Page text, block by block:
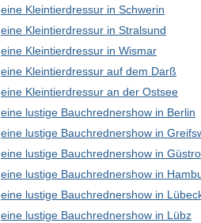
eine Kleintierdressur in Schwerin
eine Kleintierdressur in Stralsund
eine Kleintierdressur in Wismar
eine Kleintierdressur auf dem Darß
eine Kleintierdressur an der Ostsee
eine lustige Bauchrednershow in Berlin
eine lustige Bauchrednershow in
eine lustige Bauchrednershow in
eine lustige Bauchrednershow in
eine lustige Bauchrednershow in
eine lustige Bauchrednershow in Lübz